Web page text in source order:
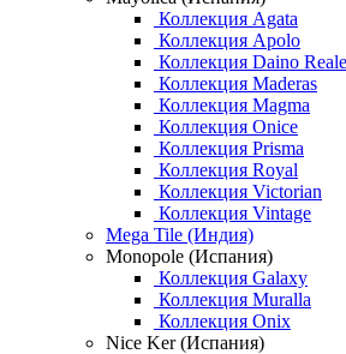
Коллекция Agata
Коллекция Apolo
Коллекция Daino Reale
Коллекция Maderas
Коллекция Magma
Коллекция Onice
Коллекция Prisma
Коллекция Royal
Коллекция Victorian
Коллекция Vintage
Mega Tile (Индия)
Monopole (Испания)
Коллекция Galaxy
Коллекция Muralla
Коллекция Onix
Nice Ker (Испания)